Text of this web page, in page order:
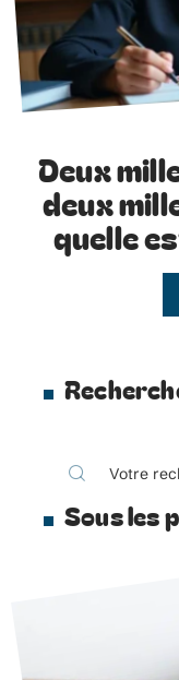
Deux
deux
quelle
Sous les